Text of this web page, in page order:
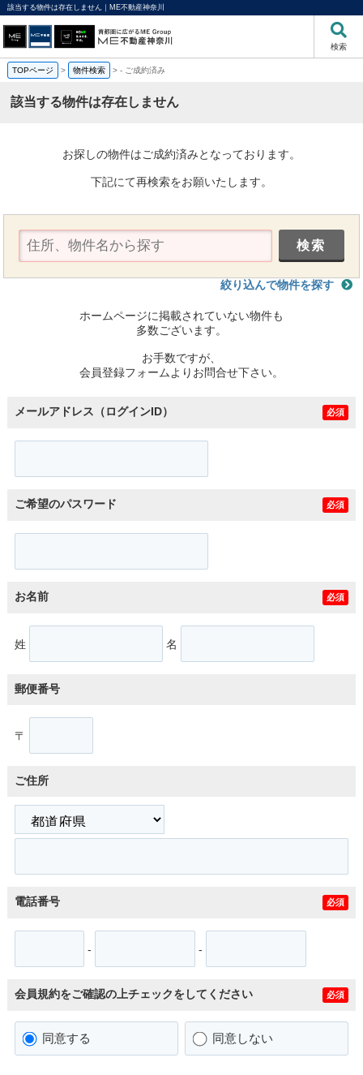
該当する物件は存在しません｜ME不動産神奈川
検索
TOPページ > 物件検索 >- ご成約済み
該当する物件は存在しません
お探しの物件はご成約済みとなっております。
下記にて再検索をお願いたします。
絞り込んで物件を探す
ホームページに掲載されていない物件も
多数ございます。
お手数ですが、
会員登録フォームよりお問合せ下さい。
メールアドレス（ログインID） 必須
ご希望のパスワード 必須
お名前 必須
姓 名
郵便番号
〒
ご住所
電話番号 必須
- -
会員規約をご確認の上チェックをしてください 必須
同意する 同意しない